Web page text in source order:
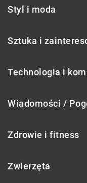
Styl i moda
Sztuka i
Technologia i
Wiadomości /
Zdrowie i fitness
Zwierzęta